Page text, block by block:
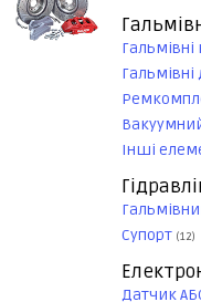
Інші
Супорт (12)
Датчик